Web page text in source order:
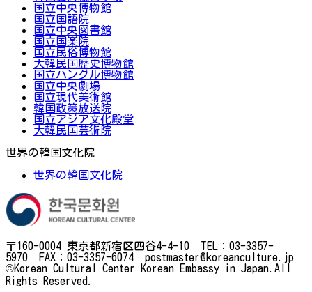
国立中央博物館
国立国語院
国立中央図書館
国立国楽院
国立民俗博物館
大韓民国歴史博物館
国立ハングル博物館
国立中央劇場
国立現代美術館
韓国政策放送院
国立アジア文化殿堂
大韓民国芸術院
世界の韓国文化院
世界の韓国文化院
〒160-0004 東京都新宿区四谷4-4-10 TEL：03-3357-
5970 FAX：03-3357-6074 postmaster@koreanculture.jp
©Korean Cultural Center Korean Embassy in Japan.All
Rights Reserved.